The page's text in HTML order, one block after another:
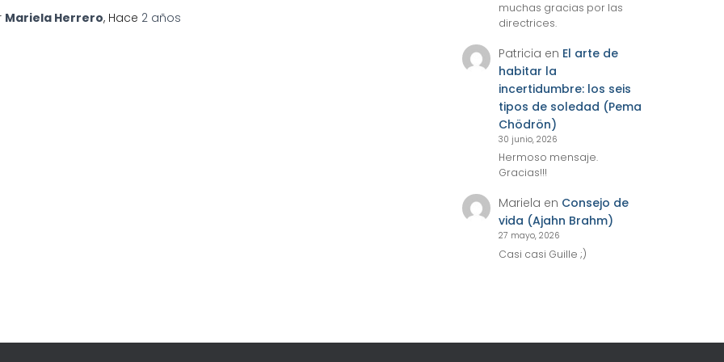
Mariela Herrero, Hace 2 años
muchas gracias por las
directrices.
Patricia en El arte de
habitar la
incertidumbre: los seis
tipos de soledad (Pema
Chödrön)
30 junio, 2026
Hermoso mensaje.
Gracias!!!
Mariela en Consejo de
vida (Ajahn Brahm)
27 mayo, 2026
Casi casi Guille ;)